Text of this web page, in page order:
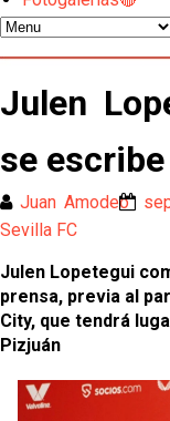
Djibril Sow pone
contrato con el
Kochorashvili,
del campo
Sow muy cerca
Oso es el
El Sevilla FC
de Salónica
Julen
se
Juan Amodeo
Sevilla FC
Julen Lopetegui
prensa, previa al
City, que tendrá
Pizjuán